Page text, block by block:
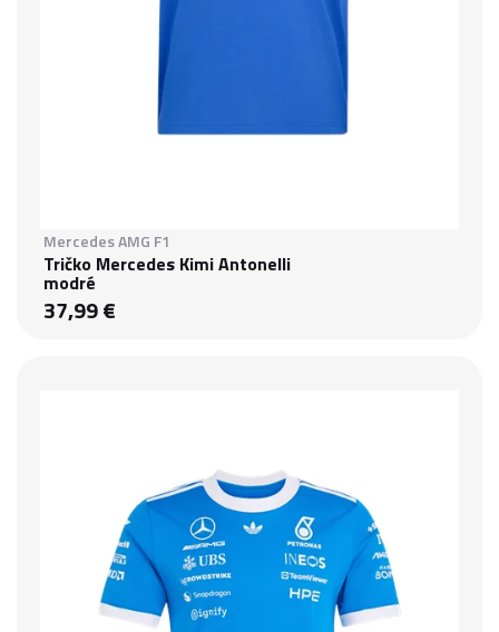
Mercedes AMG F1
Tričko Mercedes Kimi Antonelli
modré
37,99 €